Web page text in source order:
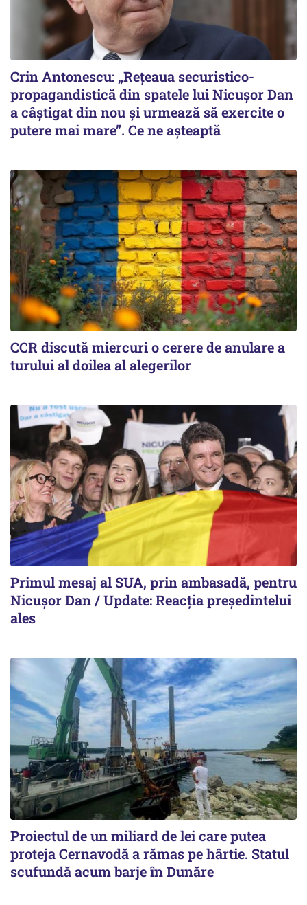
Crin Antonescu: „Rețeaua securistico-
propagandistică din spatele lui Nicușor Dan
a câștigat din nou și urmează să exercite o
putere mai mare”. Ce ne așteaptă
CCR discută miercuri o cerere de anulare a
turului al doilea al alegerilor
Primul mesaj al SUA, prin ambasadă, pentru
Nicușor Dan / Update: Reacția președintelui
ales
Proiectul de un miliard de lei care putea
proteja Cernavodă a rămas pe hârtie. Statul
scufundă acum barje în Dunăre